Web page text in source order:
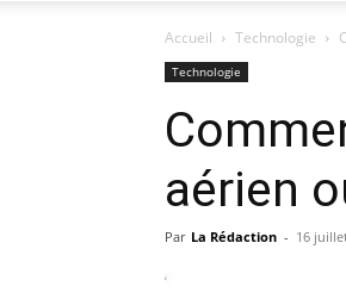
Accueil Technologie
Technologie
aérien
Par La Rédaction - 16